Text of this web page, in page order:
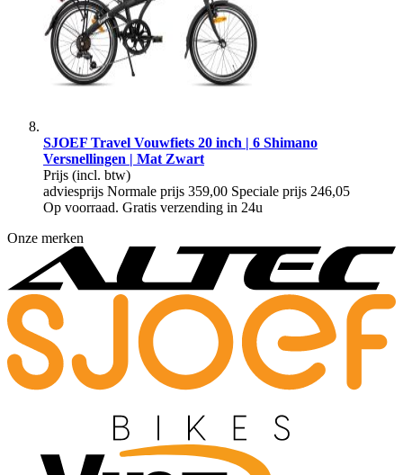
SJOEF Travel Vouwfiets 20 inch | 6 Shimano
Versnellingen | Mat Zwart
Prijs (incl. btw)
adviesprijs Normale prijs 359,00 Speciale prijs 246,05
Op voorraad. Gratis verzending in 24u
Onze merken